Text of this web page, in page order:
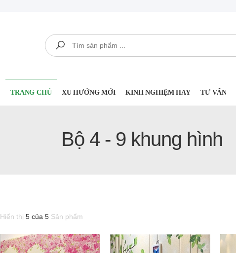
Tìm kiếm
TRANG CHỦ XU HƯỚNG MỚI KINH NGHIỆM HAY TƯ VẤN
Bộ 4 - 9 khung hình
Hiển thị 5 của 5 Sản phẩm